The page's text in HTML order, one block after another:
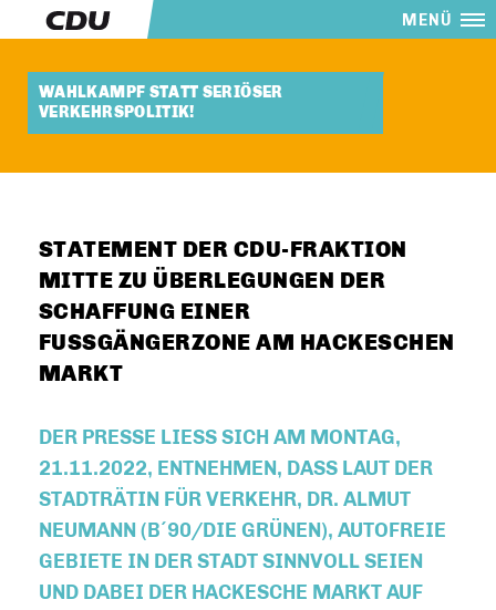
MENÜ
WAHLKAMPF STATT SERIÖSER
VERKEHRSPOLITIK!
STATEMENT DER CDU-FRAKTION
MITTE ZU ÜBERLEGUNGEN DER
SCHAFFUNG EINER
FUSSGÄNGERZONE AM HACKESCHEN M
ARKT
DER PRESSE LIESS SICH AM MONTAG, 2
1.11.2022, ENTNEHMEN, DASS LAUT DER S
TADTRÄTIN FÜR VERKEHR, DR. ALMUT N
EUMANN (B´90/DIE GRÜNEN), AUTOFREIE G
EBIETE IN DER STADT SINNVOLL SEIEN U
ND DABEI DER HACKESCHE MARKT AUF I